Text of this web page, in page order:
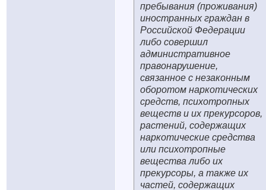
пребывания (проживания)
иностранных граждан в
Российской Федерации
либо совершил
административное
правонарушение,
связанное с незаконным
оборотом наркотических
средств, психотропных
веществ и их прекурсоров,
растений, содержащих
наркотические средства
или психотропные
вещества либо их
прекурсоры, а также их
частей, содержащих